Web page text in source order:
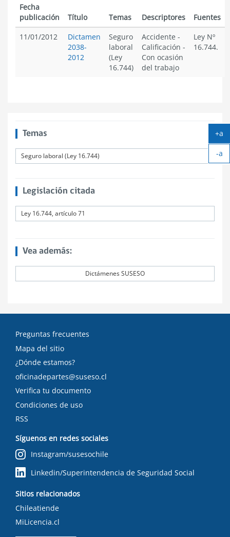
Fecha
publicación
Título Temas Descriptores
Fuentes
11/01/2012
Dictamen
2038-
2012
Seguro
laboral
(Ley
16.744)
Accidente -
Calificación -
Con ocasión
del trabajo
Ley Nº
16.744.
Temas
Seguro laboral (Ley 16.744)
Legislación citada
Ley 16.744, artículo 71
Vea además:
Dictámenes SUSESO
Preguntas frecuentes
Mapa del sitio
¿Dónde estamos?
oficinadepartes@suseso.cl
Verifica tu documento
Condiciones de uso
RSS
Síguenos en redes sociales
Instagram/susesochile
Linkedin/Superintendencia de Seguridad Social
Sitios relacionados
Chileatiende
MiLicencia.cl
+a
-a